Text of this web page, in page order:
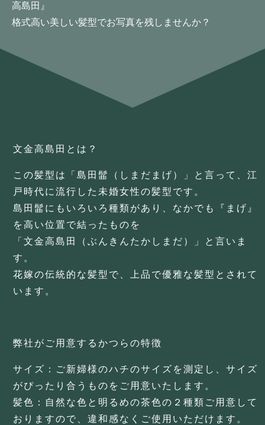
高島田』
格式高い美しい髪型でお写真を残しませんか？
文金高島田とは？
この髪型は「島田髷（しまだまげ）」と言って、江
戸時代に流行した未婚女性の髪型です。
島田髷にもいろいろ種類があり、なかでも『まげ』
を高い位置で結ったものを
「文金高島田（ぶんきんたかしまだ）」と言いま
す。
花嫁の伝統的な髪型で、上品で優雅な髪型とされて
います。
弊社がご用意するかつらの特徴
サイズ：ご新婦様のハチのサイズを測定し、サイズ
がぴったり合うものをご用意いたします。
髪色：自然な色と明るめの茶色の２種類ご用意して
おりますので、違和感なくご使用いただけます。